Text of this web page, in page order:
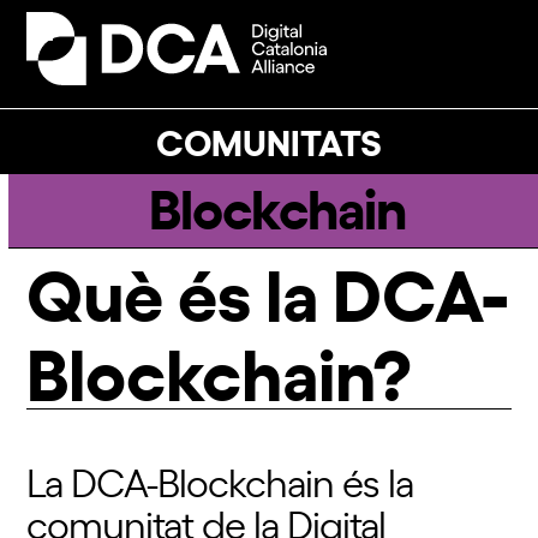
Skip
content
COMUNITATS
Open
mobile
Close
mobile
Blockchain
Què és la DCA-
Blockchain?
La DCA-Blockchain és la
comunitat de la Digital